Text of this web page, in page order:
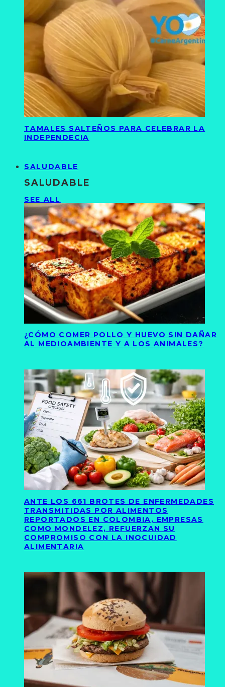
TAMALES SALTEÑOS PARA CELEBRAR LA
INDEPENDECIA
SALUDABLE
SALUDABLE
SEE ALL
¿CÓMO COMER POLLO Y HUEVO SIN DAÑAR
AL MEDIOAMBIENTE Y A LOS ANIMALES?
ANTE LOS 661 BROTES DE ENFERMEDADES
TRANSMITIDAS POR ALIMENTOS
REPORTADOS EN COLOMBIA, EMPRESAS
COMO MONDELEZ, REFUERZAN SU
COMPROMISO CON LA INOCUIDAD
ALIMENTARIA